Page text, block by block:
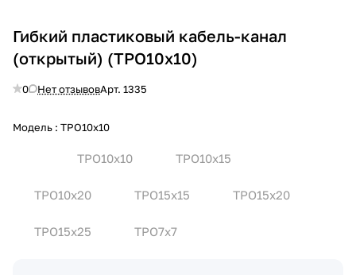
Гибкий пластиковый кабель-канал
(открытый) (TPO10x10)
0 Нет отзывовАрт. 1335
Модель : TPO10x10
TPO10x10 TPO10x15
TPO10x20 TPO15x15 TPO15x20
TPO15x25 TPO7x7